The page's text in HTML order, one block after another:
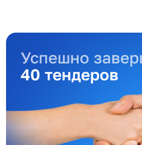
Успешно
40 тендеров